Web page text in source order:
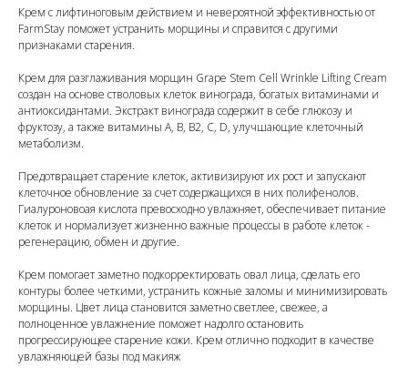
Крем с лифтиноговым действием и невероятной эффективностью от
FarmStay поможет устранить морщины и справится с другими
признаками старения.
Крем для разглаживания морщин Grape Stem Cell Wrinkle Lifting Cream
создан на основе стволовых клеток винограда, богатых витаминами и
антиоксидантами. Экстракт винограда содержит в себе глюкозу и
фруктозу, а также витамины A, B, B2, C, D, улучшающие клеточный
метаболизм.
Предотвращает старение клеток, активизируют их рост и запускают
клеточное обновление за счет содержащихся в них полифенолов.
Гиалуроновоая кислота превосходно увлажняет, обеспечивает питание
клеток и нормализует жизненно важные процессы в работе клеток -
регенерацию, обмен и другие.
Крем помогает заметно подкорректировать овал лица, сделать его
контуры более четкими, устранить кожные заломы и минимизировать
морщины. Цвет лица становится заметно светлее, свежее, а
полноценное увлажнение поможет надолго остановить
прогрессирующее старение кожи. Крем отлично подходит в качестве
увлажняющей базы под макияж